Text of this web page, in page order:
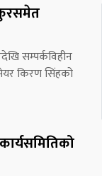
सम्पर्कविहीन
किरण सिंहको